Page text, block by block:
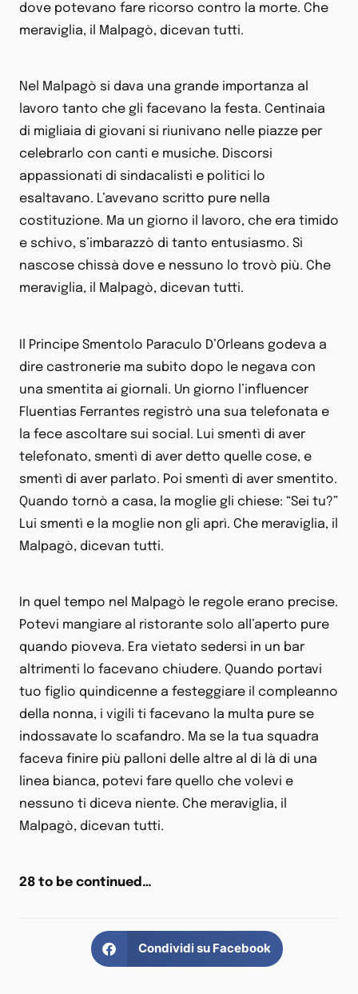
dove potevano fare ricorso contro la morte. Che
meraviglia, il Malpagò, dicevan tutti.
Nel Malpagò si dava una grande importanza al
lavoro tanto che gli facevano la festa. Centinaia
di migliaia di giovani si riunivano nelle piazze per
celebrarlo con canti e musiche. Discorsi
appassionati di sindacalisti e politici lo
esaltavano. L’avevano scritto pure nella
costituzione. Ma un giorno il lavoro, che era timido
e schivo, s’imbarazzò di tanto entusiasmo. Si
nascose chissà dove e nessuno lo trovò più. Che
meraviglia, il Malpagò, dicevan tutti.
Il Principe Smentolo Paraculo D’Orleans godeva a
dire castronerie ma subito dopo le negava con
una smentita ai giornali. Un giorno l’influencer
Fluentias Ferrantes registrò una sua telefonata e
la fece ascoltare sui social. Lui smentì di aver
telefonato, smentì di aver detto quelle cose, e
smentì di aver parlato. Poi smentì di aver smentito.
Quando tornò a casa, la moglie gli chiese: “Sei tu?”
Lui smentì e la moglie non gli aprì. Che meraviglia, il
Malpagò, dicevan tutti.
In quel tempo nel Malpagò le regole erano precise.
Potevi mangiare al ristorante solo all’aperto pure
quando pioveva. Era vietato sedersi in un bar
altrimenti lo facevano chiudere. Quando portavi
tuo figlio quindicenne a festeggiare il compleanno
della nonna, i vigili ti facevano la multa pure se
indossavate lo scafandro. Ma se la tua squadra
faceva finire più palloni delle altre al di là di una
linea bianca, potevi fare quello che volevi e
nessuno ti diceva niente. Che meraviglia, il
Malpagò, dicevan tutti.
28 to be continued…
Condividi su Facebook